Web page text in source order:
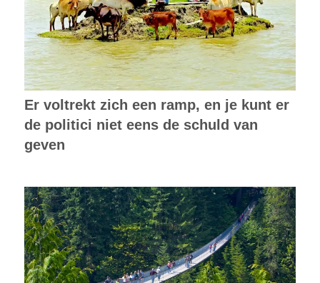
Er voltrekt zich een ramp, en je kunt er
de politici niet eens de schuld van
geven